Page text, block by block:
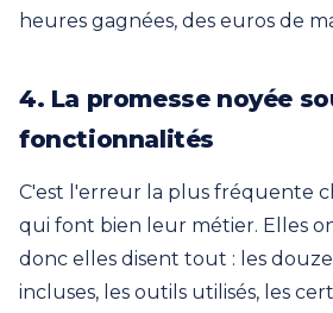
heures gagnées, des euros de
4. La promesse noyée
fonctionnalités
C'est l'erreur la plus fréquente
qui font bien leur métier. Elles
donc elles disent tout : les
incluses, les outils utilisés, les